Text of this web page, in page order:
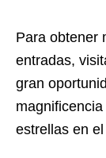
Para obtener
entradas,
gran
estrellas en